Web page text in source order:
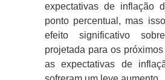
expectativas de inflação
ponto percentual, mas
efeito significativo
projetada para os
as expectativas de